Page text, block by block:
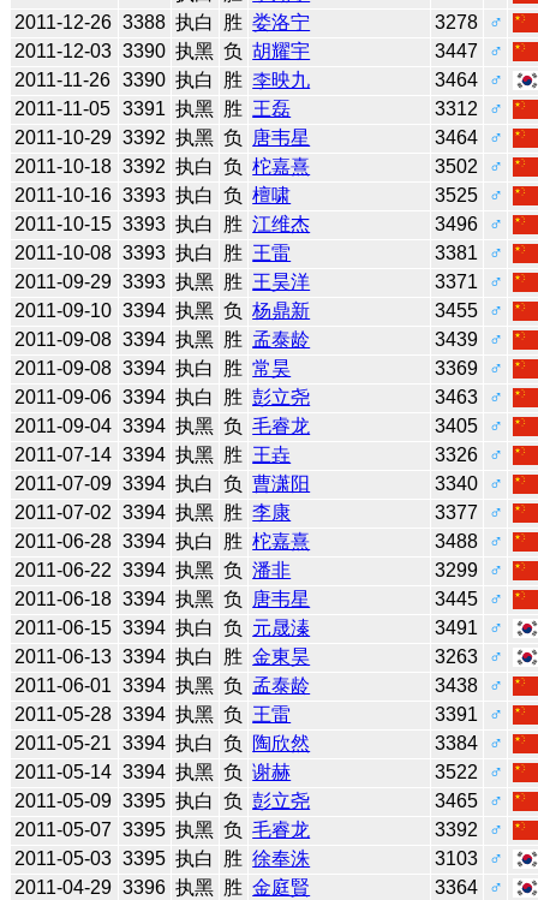
2011-12-26 3388 执白 胜 娄洛宁 3278
♂
2011-12-03 3390 执黑 负 胡耀宇 3447
♂
2011-11-26 3390 执白 胜 李映九 3464
♂
2011-11-05 3391 执黑 胜 王磊 3312
♂
2011-10-29 3392 执黑 负 唐韦星 3464
♂
2011-10-18 3392 执白 负 柁嘉熹 3502
♂
2011-10-16 3393 执白 负 檀啸 3525
♂
2011-10-15 3393 执白 胜 江维杰 3496
♂
2011-10-08 3393 执白 胜 王雷 3381
♂
2011-09-29 3393 执黑 胜 王昊洋 3371
♂
2011-09-10 3394 执黑 负 杨鼎新 3455
♂
2011-09-08 3394 执黑 胜 孟泰龄 3439
♂
2011-09-08 3394 执白 胜 常昊 3369
♂
2011-09-06 3394 执白 胜 彭立尧 3463
♂
2011-09-04 3394 执黑 负 毛睿龙 3405
♂
2011-07-14 3394 执黑 胜 王垚 3326
♂
2011-07-09 3394 执白 负 曹潇阳 3340
♂
2011-07-02 3394 执黑 胜 李康 3377
♂
2011-06-28 3394 执白 胜 柁嘉熹 3488
♂
2011-06-22 3394 执黑 负 潘非 3299
♂
2011-06-18 3394 执黑 负 唐韦星 3445
♂
2011-06-15 3394 执白 负 元晟溱 3491
♂
2011-06-13 3394 执白 胜 金東昊 3263
♂
2011-06-01 3394 执黑 负 孟泰龄 3438
♂
2011-05-28 3394 执黑 负 王雷 3391
♂
2011-05-21 3394 执白 负 陶欣然 3384
♂
2011-05-14 3394 执黑 负 谢赫 3522
♂
2011-05-09 3395 执白 负 彭立尧 3465
♂
2011-05-07 3395 执黑 负 毛睿龙 3392
♂
2011-05-03 3395 执白 胜 徐奉洙 3103
♂
2011-04-29 3396 执黑 胜 金庭賢 3364
♂